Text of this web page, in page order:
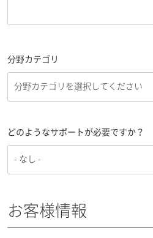
分野カテゴリ
どのようなサポートが必要ですか？
お客様情報